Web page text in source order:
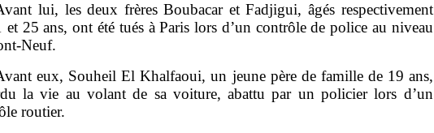
lui, les deux frères Boubacar et Fadjigui, âgés respectivement
et 25 ans, ont été tués à Paris lors d’un contrôle de police au niveau
eux, Souheil El Khalfaoui, un jeune père de famille de 19 ans,
la vie au volant de sa voiture, abattu par un policier lors d’un
routier.